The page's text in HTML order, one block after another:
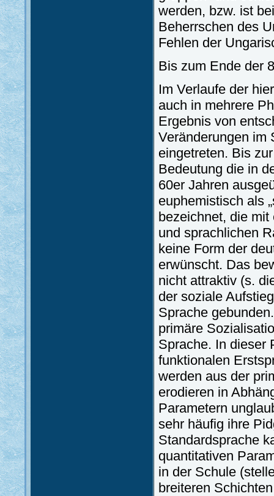
werden, bzw. ist
Beherrschen des
Fehlen der
Bis zum Ende der
Im Verlaufe der
auch in mehrere
Ergebnis von
Veränderungen im
eingetreten. Bis
Bedeutung die in
60er Jahren
euphemistisch als
bezeichnet, die
und sprachlichen
keine Form der
erwünscht. Das
nicht attraktiv (s.
der soziale
Sprache
primäre
Sprache. In dieser
funktionalen
werden aus der
erodieren in
Parametern
sehr häufig ihre
Standardsprache
quantitativen
in der Schule
breiteren